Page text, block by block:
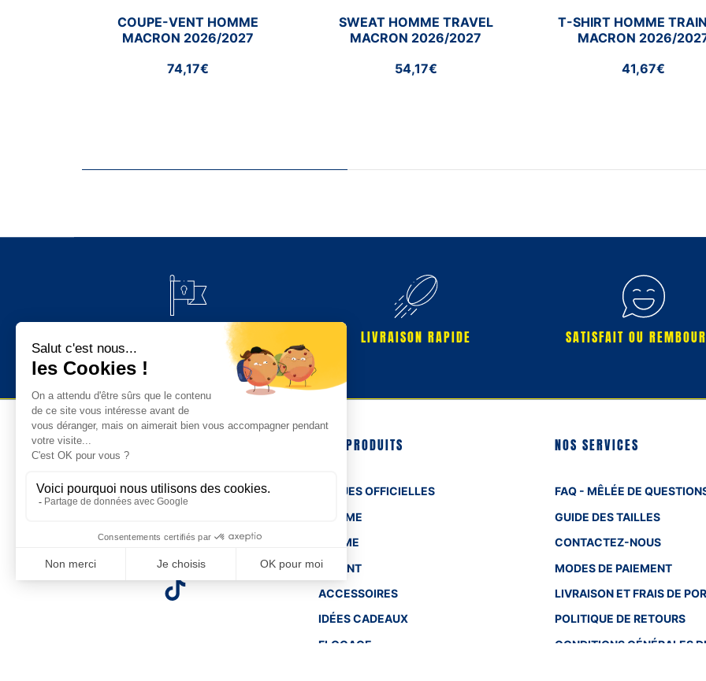
COUPE-VENT HOMME
MACRON 2026/2027
74,17€
SWEAT HOMME TRAVEL
MACRON 2026/2027
54,17€
T-SHIRT HOMME
MACRON 2026/
41,67€
PAIEMENT 100% SÉCURISÉ LIVRAISON RAPIDE SATISFAIT OU
NOS PRODUITS
TENUES OFFICIELLES
HOMME
FEMME
ENFANT
ACCESSOIRES
IDÉES CADEAUX
FLOCAGE
NOS SERVICES
FAQ - MÊLÉE DE
GUIDE DES TAILLES
CONTACTEZ-NOUS
MODES DE PAIEMENT
LIVRAISON ET FRAIS DE
POLITIQUE DE RETOURS
CONDITIONS GÉNÉRALES